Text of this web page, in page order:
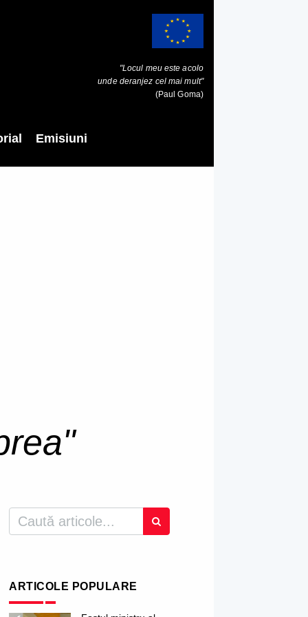
"Locul meu este acolo
unde deranjez cel mai mult"
(Paul Goma)
Emisiuni
ARTICOLE POPULARE